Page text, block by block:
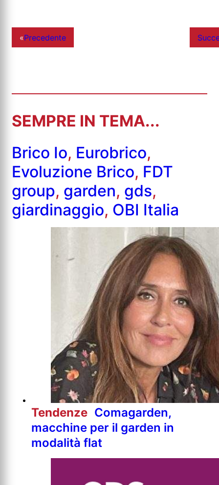
«Precedente
SEMPRE IN TEMA...
Brico Io, Eurobrico,
Evoluzione Brico, FDT
group, garden, gds,
giardinaggio, OBI Italia
Tendenze Comagarden,
macchine per il garden in
modalità flat